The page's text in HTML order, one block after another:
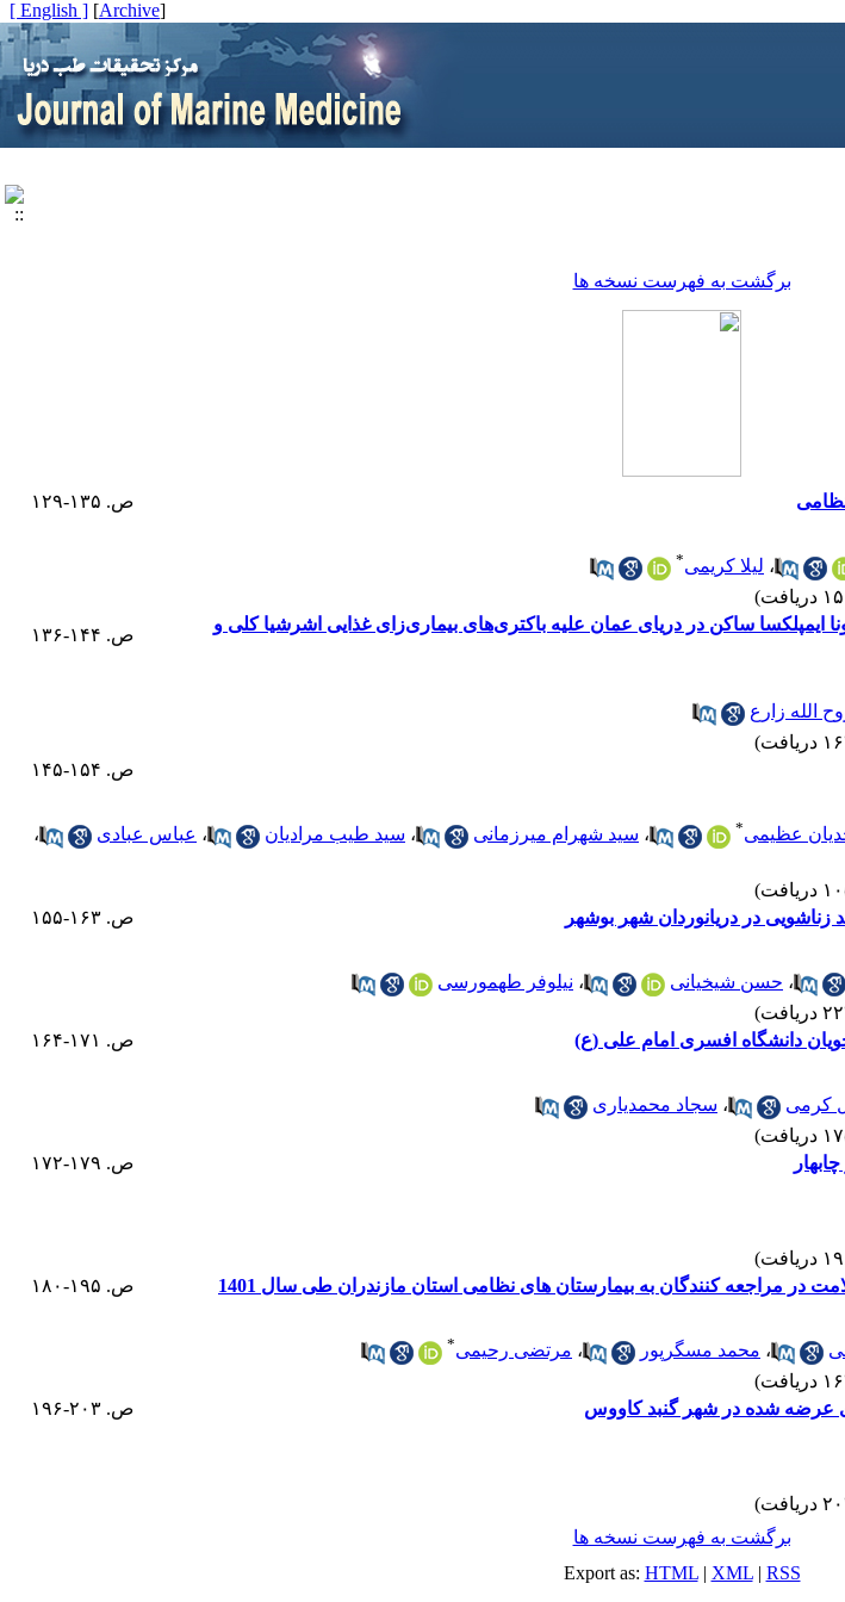
[
Archive
]
[ English ]
برگشت به فهرست نسخه ها
ص. ۱۳۵-۱۲۹
، لیلا کریمی*
ایمپلکسا ساکن در دریای عمان علیه باکتری‌های بیماری‌زای غذایی اشرشیا کلی و
ص. ۱۴۴-۱۳۶
الله زارع
ص. ۱۵۴-۱۴۵
عظیمی* ، سید شهرام میرزمانی ، سید طیب مرادیان ، عباس عبادی
،
در دریانوردان شهر بوشهر
ص. ۱۶۳-۱۵۵
، حسن شیخیانی ، نیلوفر طهمورسی
ص. ۱۷۱-۱۶۴
کرمی ، سجاد محمدیاری
ص. ۱۷۹-۱۷۲
مراجعه کنندگان به بیمارستان های نظامی استان مازندران طی سال 1401
ص. ۱۹۵-۱۸۰
، محمد مسگرپور ، مرتضی رحیمی*
عرضه شده در شهر گنبد کاووس
ص. ۲۰۳-۱۹۶
برگشت به فهرست نسخه ها
Export as: HTML| XML| RSS